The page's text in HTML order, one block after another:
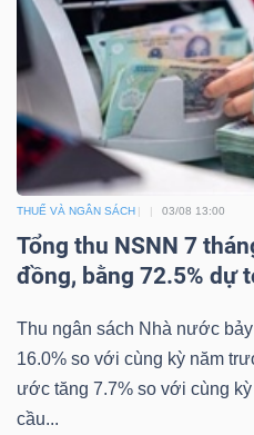
THUẾ VÀ NGÂN SÁCH 03/08 13:00
Tổng thu NSNN 7
đồng, bằng 72.5% dự
Thu ngân sách Nhà nước
16.0% so với cùng kỳ năm
ước tăng 7.7% so với cùng
cầu...
Dữ
liệu
tài
chính